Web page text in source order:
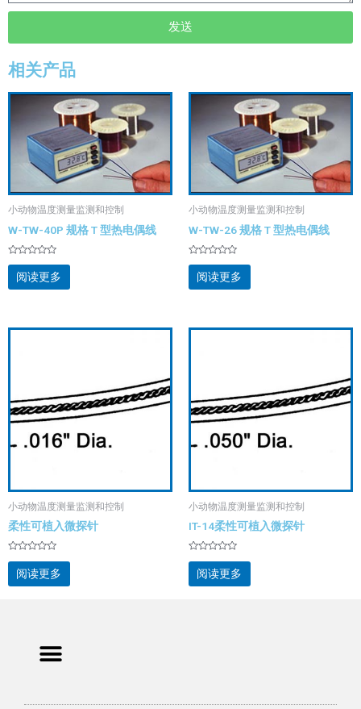
发送
相关产品
小动物温度测量监测和控制
W-TW-40P 规格 T 型热电偶线
评
分
&sol;
阅读更多
小动物温度测量监测和控制
W-TW-26 规格 T 型热电偶线
评
分
&sol;
阅读更多
小动物温度测量监测和控制
柔性可植入微探针
评
分
&sol;
阅读更多
小动物温度测量监测和控制
IT-14柔性可植入微探针
评
分
&sol;
阅读更多
Menu